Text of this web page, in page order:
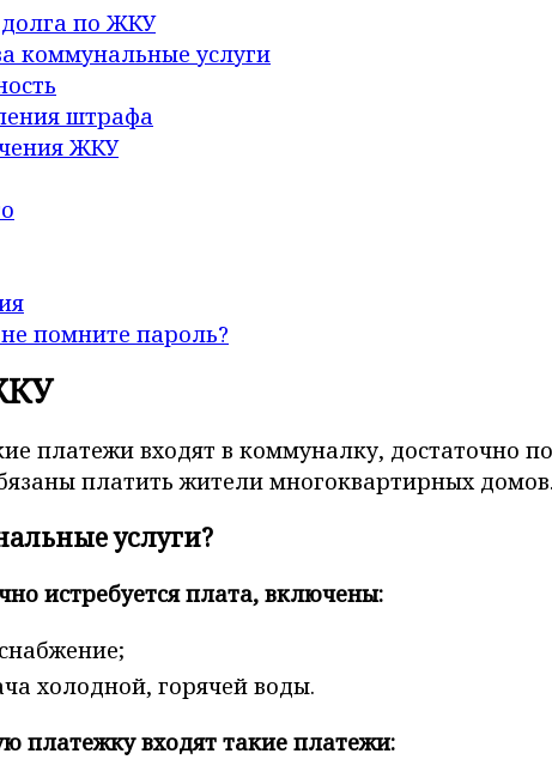
по ЖКУ
коммунальные услуги
штрафа
ЖКУ
помните пароль?
платежи входят в коммуналку, достаточно
платить жители многоквартирных домов.
услуги?
истребуется плата, включены:
холодной, горячей воды.
платежку входят такие платежи: